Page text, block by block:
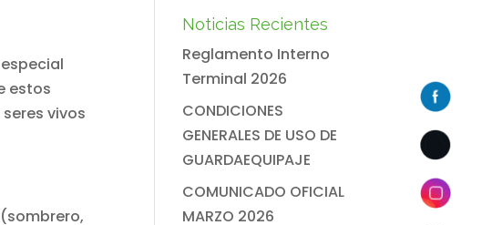
estos
vivos
Noticias Recientes
Reglamento Interno
Terminal 2026
CONDICIONES
GENERALES DE USO DE
GUARDAEQUIPAJE
COMUNICADO OFICIAL
MARZO 2026